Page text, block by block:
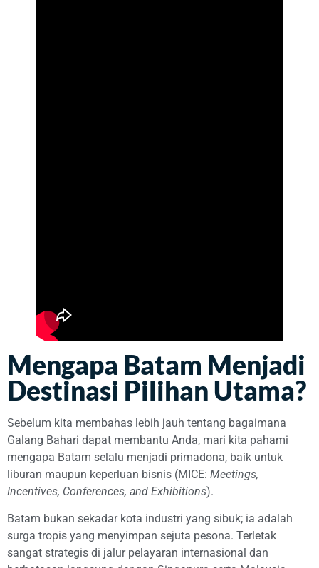
Mengapa Batam Menjadi
Destinasi Pilihan Utama?
Sebelum kita membahas lebih jauh tentang bagaimana
Galang Bahari dapat membantu Anda, mari kita pahami
mengapa Batam selalu menjadi primadona, baik untuk
liburan maupun keperluan bisnis (MICE: Meetings,
Incentives, Conferences, and Exhibitions).
Batam bukan sekadar kota industri yang sibuk; ia adalah
surga tropis yang menyimpan sejuta pesona. Terletak
sangat strategis di jalur pelayaran internasional dan